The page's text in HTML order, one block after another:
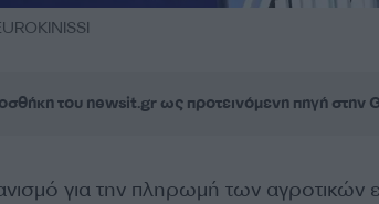
του newsit.gr ως προτεινόμενη πηγή στην
για την πληρωμή των αγροτικών